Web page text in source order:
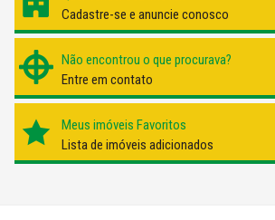
Cadastre-se e anuncie conosco
Não encontrou o que procurava?
Entre em contato
Meus imóveis Favoritos
Lista de imóveis adicionados